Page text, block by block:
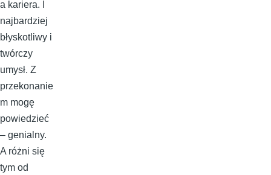
a kariera. I
najbardziej
błyskotliwy i
twórczy
umysł. Z
przekonanie
m mogę
powiedzieć
– genialny.
A różni się
tym od